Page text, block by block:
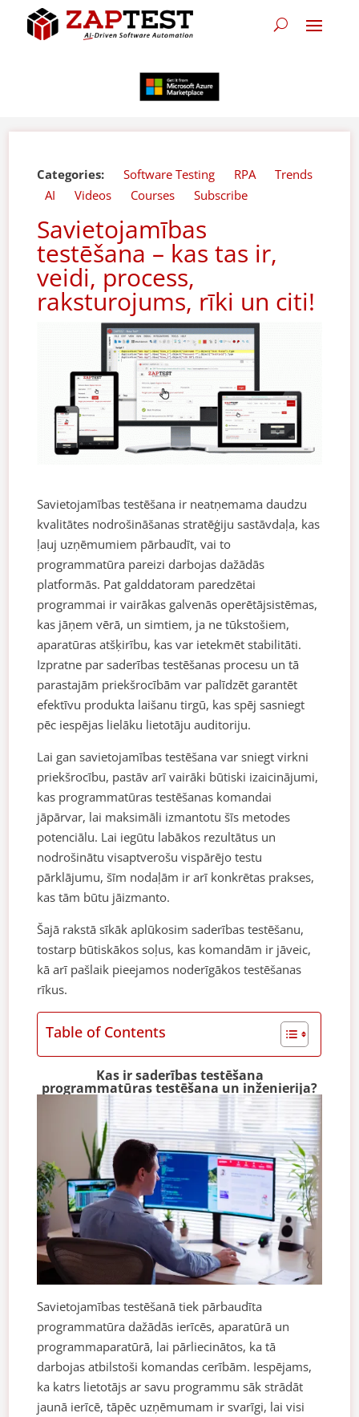
Categories: Software Testing RPA
Trends
AI
Videos Courses Subscribe
Savietojamības
testēšana – kas tas ir,
veidi, process,
raksturojums, rīki un citi!
Savietojamības testēšana ir neatņemama daudzu
kvalitātes nodrošināšanas stratēģiju sastāvdaļa, kas
ļauj uzņēmumiem pārbaudīt, vai to
programmatūra pareizi darbojas dažādās
platformās. Pat galddatoram paredzētai
programmai ir vairākas galvenās operētājsistēmas,
kas jāņem vērā, un simtiem, ja ne tūkstošiem,
aparatūras atšķirību, kas var ietekmēt stabilitāti.
Izpratne par saderības testēšanas procesu un tā
parastajām priekšrocībām var palīdzēt garantēt
efektīvu produkta laišanu tirgū, kas spēj sasniegt
pēc iespējas lielāku lietotāju auditoriju.
Lai gan savietojamības testēšana var sniegt virkni
priekšrocību, pastāv arī vairāki būtiski izaicinājumi,
kas programmatūras testēšanas komandai
jāpārvar, lai maksimāli izmantotu šīs metodes
potenciālu. Lai iegūtu labākos rezultātus un
nodrošinātu visaptverošu vispārējo testu
pārklājumu, šīm nodaļām ir arī konkrētas prakses,
kas tām būtu jāizmanto.
Šajā rakstā sīkāk aplūkosim saderības testēšanu,
tostarp būtiskākos soļus, kas komandām ir jāveic,
kā arī pašlaik pieejamos noderīgākos testēšanas
rīkus.
Table of Contents
Kas ir saderības testēšana
programmatūras testēšana un inženierija?
Savietojamības testēšanā tiek pārbaudīta
programmatūra dažādās ierīcēs, aparatūrā un
programmaparatūrā, lai pārliecinātos, ka tā
darbojas atbilstoši komandas cerībām. Iespējams,
ka katrs lietotājs ar savu programmu sāk strādāt
jaunā ierīcē, tāpēc uzņēmumam ir svarīgi, lai visi